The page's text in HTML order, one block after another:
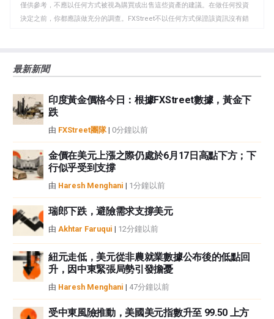
板
僅供參考，不應以任何方式被視為購買或出售這些資產的建議。在做任何投資
決定之前，你都應該做充分的調查。FXStreet不以任何方式保證該資訊沒有錯
觀點，並不代表FXStreet或其廣告商的官方政策或立場。作者不對本頁連結的
如果文章正文中沒有明確提到，在撰寫本文時，作者在本文中提到的任何股票
中都沒有頭寸，也沒有與文中提到的任何公司有業務關係。除了FXStreet，作
者沒有收到撰寫這篇文章的報酬。
性不作任何陳述。FXStreet和作者將不承擔任何錯誤，遺漏或任何損失，傷害
或損害由此資訊及其顯示或使用引起的。錯誤和遺漏除外。本文作者和
FXStreet並非註冊投資顧問，本文內容無意提供任何投資建議。
最新新聞
印度黃金價格今日：根據FXStreet數據，黃金下
跌
由 FXStreet團隊| 0分鐘以前
金價在美元上漲之際仍處於6月17日高點下方；下
行似乎受到支撐
由 Haresh Menghani | 1分鐘以前
瑞郎下跌，避險需求支撐美元
由 Akhtar Faruqui | 12分鐘以前
紐元走低，美元從非農就業數據公布後的低點回
升，因中東緊張局勢引發擔憂
由 Haresh Menghani | 47分鐘以前
受中東風險推動，美國美元指數升至 99.50 上方